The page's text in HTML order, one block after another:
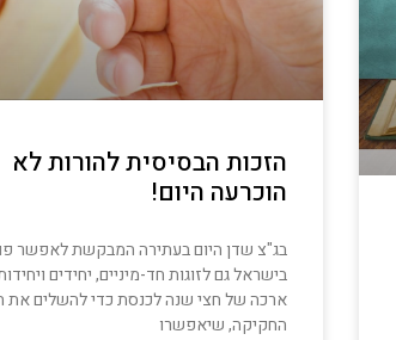
הזכות הבסיסית להורות לא
הוכרעה היום!
בג"צ שדן היום בעתירה המבקשת לאפשר
בישראל גם לזוגות חד-מיניים, יחידים
ארכה של חצי שנה לכנסת כדי להשלים את
החקיקה, שיאפשרו